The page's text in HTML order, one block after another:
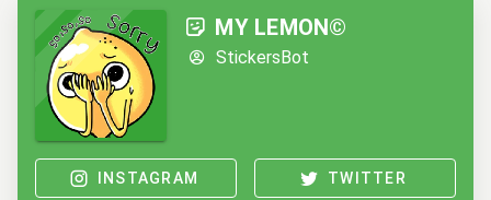
MY LEMON©
StickersBot
INSTAGRAM TWITTER